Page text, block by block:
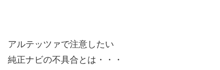
アルテッツァで注意したい
純正ナビの不具合とは・・・